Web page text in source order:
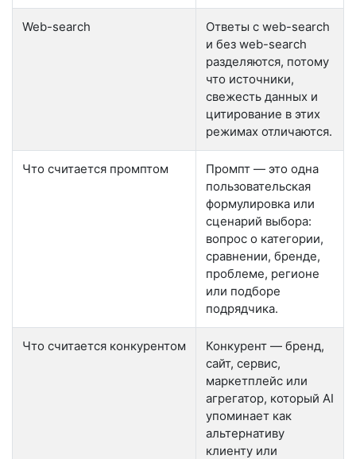
Web-search
Ответы с web-search
и без web-search
разделяются, потому
что источники,
свежесть данных и
цитирование в этих
режимах отличаются.
Что считается промптом
Промпт — это одна
пользовательская
формулировка или
сценарий выбора:
вопрос о категории,
сравнении, бренде,
проблеме, регионе
или подборе
подрядчика.
Что считается конкурентом
Конкурент — бренд,
сайт, сервис,
маркетплейс или
агрегатор, который AI
упоминает как
альтернативу
клиенту или